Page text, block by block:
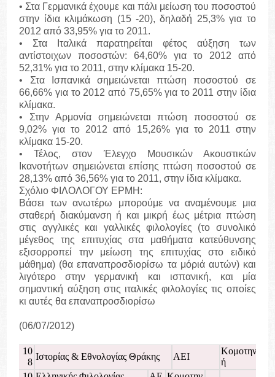
• Στα Γερμανικά έχουμε και πάλι μείωση του ποσοστού
στην ίδια κλιμάκωση (15 -20), δηλαδή 25,3% για το
2012 από 33,95% για το 2011.
• Στα Ιταλικά παρατηρείται φέτος αύξηση των
αντίστοιχων ποσοστών: 64,60% για το 2012 από
52,31% για το 2011, στην κλίμακα 15-20.
• Στα Ισπανικά σημειώνεται πτώση ποσοστού σε
66,66% για το 2012 από 75,65% για το 2011 στην ίδια
κλίμακα.
• Στην Αρμονία σημειώνεται πτώση ποσοστού σε
9,02% για το 2012 από 15,26% για το 2011 στην
κλίμακα 15-20.
• Τέλος, στον Έλεγχο Μουσικών Ακουστικών
Ικανοτήτων σημειώνεται επίσης πτώση ποσοστού σε
28,13% από 36,56% για το 2011, στην ίδια κλίμακα.
Σχόλιο ΦΙΛΟΛΟΓΟΥ ΕΡΜΗ:
Βάσει των ανωτέρω μπορούμε να αναμένουμε μια
σταθερή διακύμανση ή και μικρή έως μέτρια πτώση
στις αγγλικές και γαλλικές φιλολογίες (το συνολικό
μέγεθος της επιτυχίας στα μαθήματα κατεύθυνσης
εξισορροπεί την μείωση της επιτυχίας στο ειδικό
μάθημα) (θα επαναπροσδιορίσω τα μόριά αυτών) και
λιγότερο στην γερμανική και ισπανική, και μία
σημαντική αύξηση στις ιταλικές φιλολογίες τις οποίες
κι αυτές θα επαναπροσδιορίσω
(06/07/2012)
10
8
Ιστορίας & Εθνολογίας Θράκης ΑΕΙ
Κομοτην
ή